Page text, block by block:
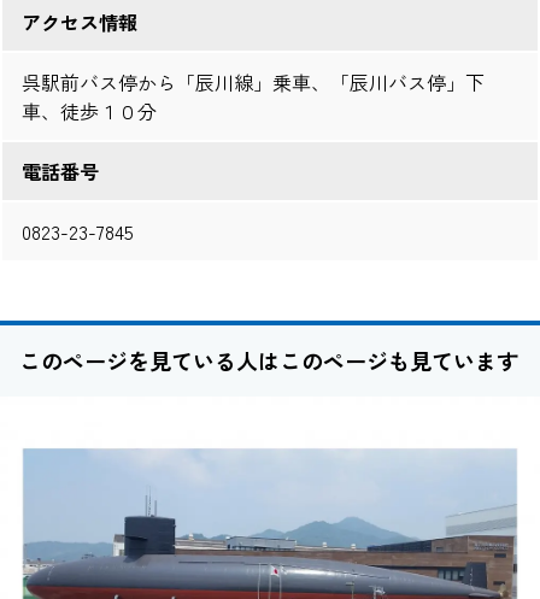
アクセス情報
呉駅前バス停から「辰川線」乗車、「辰川バス停」下
車、徒歩１０分
電話番号
0823-23-7845
このページを見ている人はこのページも見ています